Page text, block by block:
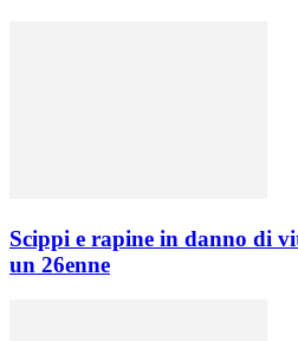
Scippi e rapine in danno di
un 26enne